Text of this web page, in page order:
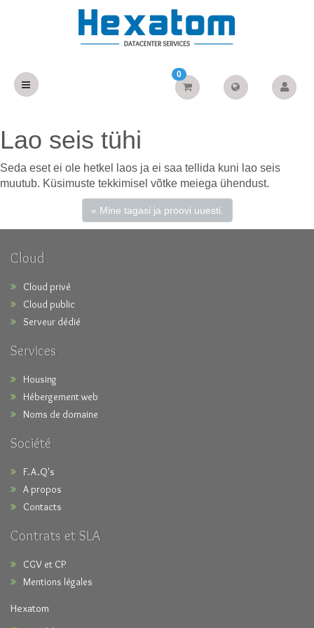
0
Lao seis tühi
Seda eset ei ole hetkel laos ja ei saa tellida kuni lao seis
muutub. Küsimuste tekkimisel võtke meiega ühendust.
« Mine tagasi ja proovi uuesti.
Cloud
Cloud privé
Cloud public
Serveur dédié
Services
Housing
Hébergement web
Noms de domaine
Société
F.A.Q's
A propos
Contacts
Contrats et SLA
CGV et CP
Mentions légales
Hexatom